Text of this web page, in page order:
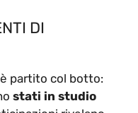
DI
è partito col botto:
stati in studio